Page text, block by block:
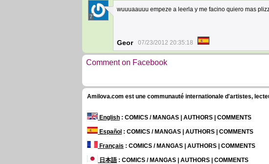
7
wuuuaauuu empeze a leerla y me facino quiero mas
Geor 07/23/2012 20:35:18
Comment on Facebook
Amilova.com est une communauté internationale d'artistes,
English : COMICS / MANGAS | AUTHORS | COMMENTS
Español : COMICS / MANGAS | AUTHORS | COMMENTS
Français : COMICS / MANGAS | AUTHORS | COMMENTS
日本語: COMICS / MANGAS | AUTHORS | COMMENTS